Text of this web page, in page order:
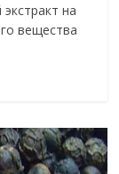
на
вещества